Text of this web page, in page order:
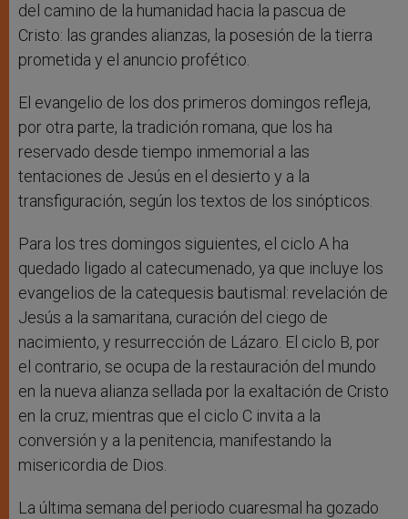
del camino de la humanidad hacia la pascua de
Cristo: las grandes alianzas, la posesión de la tierra
prometida y el anuncio profético.
El evangelio de los dos primeros domingos refleja,
por otra parte, la tradición romana, que los ha
reservado desde tiempo inmemorial a las
tentaciones de Jesús en el desierto y a la
transfiguración, según los textos de los sinópticos.
Para los tres domingos siguientes, el ciclo A ha
quedado ligado al catecumenado, ya que incluye los
evangelios de la catequesis bautismal: revelación de
Jesús a la samaritana, curación del ciego de
nacimiento, y resurrección de Lázaro. El ciclo B, por
el contrario, se ocupa de la restauración del mundo
en la nueva alianza sellada por la exaltación de Cristo
en la cruz; mientras que el ciclo C invita a la
conversión y a la penitencia, manifestando la
misericordia de Dios.
La última semana del periodo cuaresmal ha gozado